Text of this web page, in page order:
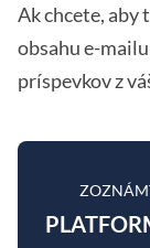
Ak chcete, aby
obsahu e-
príspevkov z